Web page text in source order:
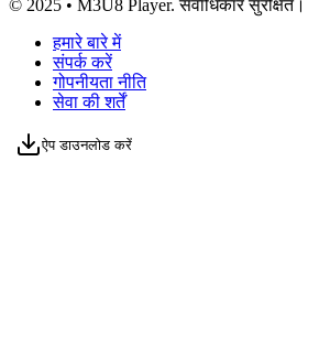
© 2025 • M3U8 Player. सर्वाधिकार सुरक्षित।
हमारे बारे में
संपर्क करें
गोपनीयता नीति
सेवा की शर्तें
ऐप डाउनलोड करें